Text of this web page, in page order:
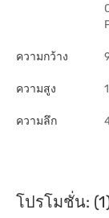
ความกว้าง
ความสูง
ความลึก
โปรโมชั่น: